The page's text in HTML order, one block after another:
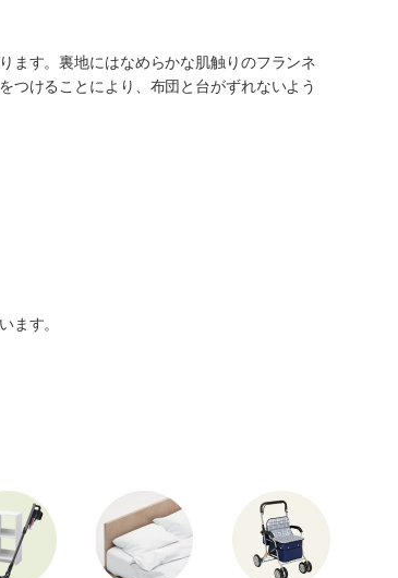
ます。裏地にはなめらかな肌触りのフランネ
つけることにより、布団と台がずれないよう
ます。